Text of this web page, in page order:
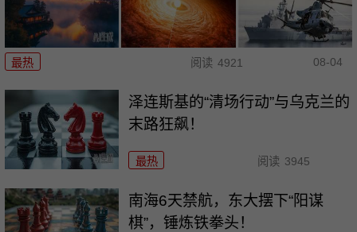
最热 阅读 4921 08-04
泽连斯基的“清场行动”与乌克兰的
末路狂飙！
最热 阅读 3945
南海6天禁航，东大摆下“阳谋
棋”，锤炼铁拳头！